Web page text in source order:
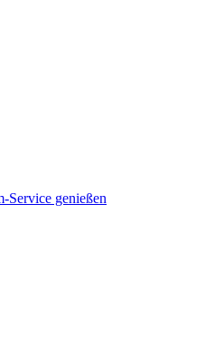
Service genießen